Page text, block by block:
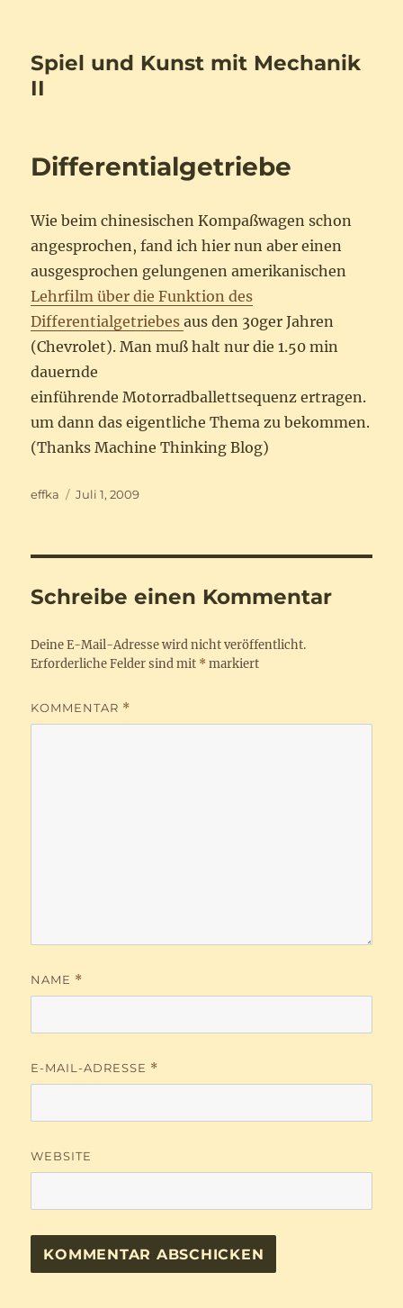
Spiel und Kunst mit Mechanik
II
Differentialgetriebe
Wie beim chinesischen Kompaßwagen schon
angesprochen, fand ich hier nun aber einen
ausgesprochen gelungenen amerikanischen
Lehrfilm über die Funktion des
Differentialgetriebesaus den 30ger Jahren
(Chevrolet). Man muß halt nur die 1.50 min
dauernde
einführende Motorradballettsequenz ertragen.
um dann das eigentliche Thema zu bekommen.
(Thanks Machine Thinking Blog)
Autor
effka
Veröffentlicht
Juli 1, 2009
Schreibe einen Kommentar
Deine E-Mail-Adresse wird nicht veröffentlicht.
Erforderliche Felder sind mit * markiert
KOMMENTAR *
NAME *
E-MAIL-ADRESSE *
WEBSITE